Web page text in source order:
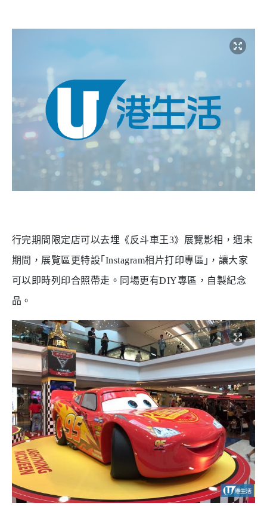
行完期間限定店可以去埋《反斗車王3》展覽影相，週末
期間，展覧區更特設｢Instagram相片打印專區｣，讓大家
可以即時列印合照帶走。同場更有DIY專區，自製紀念
品。